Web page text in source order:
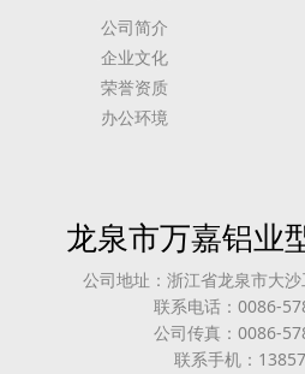
公司简介
企业文化
荣誉资质
办公环境
龙泉市万嘉铝业
公司地址：浙江省龙泉市大
联系电话：0086-
公司传真：0086-
联系手机：